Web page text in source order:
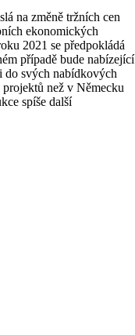
na změně tržních cen
ekonomických
2021 se předpokládá
případě bude nabízející
do svých nabídkových
než v Německu
spíše další